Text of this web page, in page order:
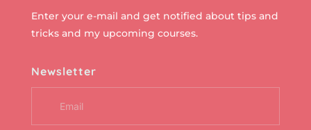
Enter your e-mail and get notified about tips and
tricks and my upcoming courses.
Newsletter